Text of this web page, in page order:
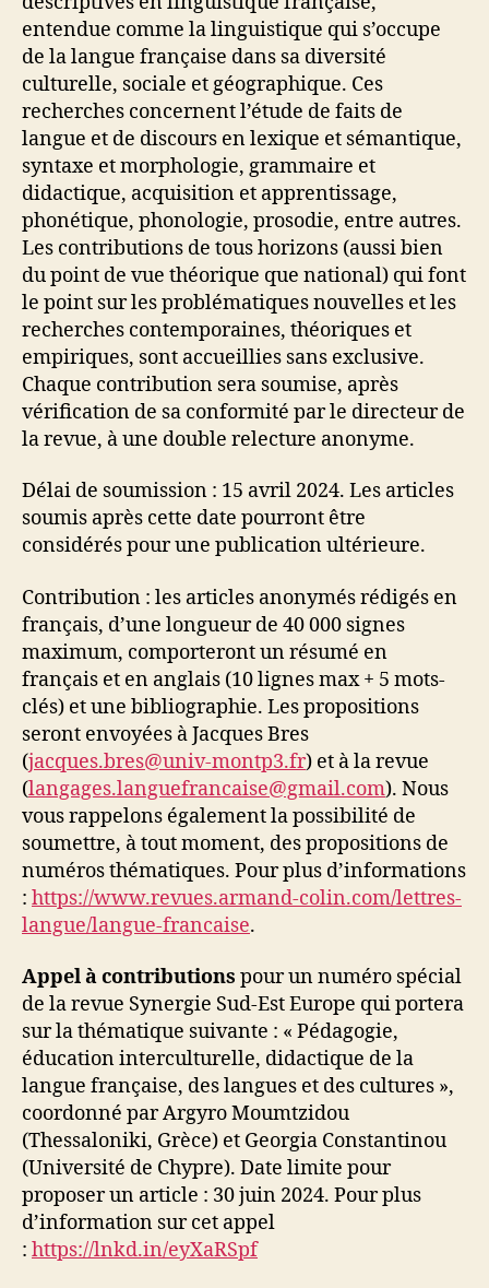
entendue comme la linguistique qui s’occupe
de la langue française dans sa diversité
culturelle, sociale et géographique. Ces
recherches concernent l’étude de faits de
langue et de discours en lexique et sémantique,
syntaxe et morphologie, grammaire et
didactique, acquisition et apprentissage,
phonétique, phonologie, prosodie, entre autres.
Les contributions de tous horizons (aussi bien
du point de vue théorique que national) qui font
le point sur les problématiques nouvelles et les
recherches contemporaines, théoriques et
empiriques, sont accueillies sans exclusive.
Chaque contribution sera soumise, après
vérification de sa conformité par le directeur de
la revue, à une double relecture anonyme.
Délai de soumission : 15 avril 2024. Les articles
soumis après cette date pourront être
considérés pour une publication ultérieure.
Contribution : les articles anonymés rédigés en
français, d’une longueur de 40 000 signes
maximum, comporteront un résumé en
français et en anglais (10 lignes max + 5 mots-
clés) et une bibliographie. Les propositions
seront envoyées à Jacques Bres
(jacques.bres@univ-montp3.fr) et à la revue
(langages.languefrancaise@gmail.com). Nous
vous rappelons également la possibilité de
soumettre, à tout moment, des propositions de
numéros thématiques. Pour plus d’informations
: https://www.revues.armand-colin.com/lettres-
langue/langue-francaise.
Appel à contributions pour un numéro spécial
de la revue Synergie Sud-Est Europe qui portera
sur la thématique suivante : « Pédagogie,
éducation interculturelle, didactique de la
langue française, des langues et des cultures »,
coordonné par Argyro Moumtzidou
(Thessaloniki, Grèce) et Georgia Constantinou
(Université de Chypre). Date limite pour
proposer un article : 30 juin 2024. Pour plus
d’information sur cet appel
: https://lnkd.in/eyXaRSpf